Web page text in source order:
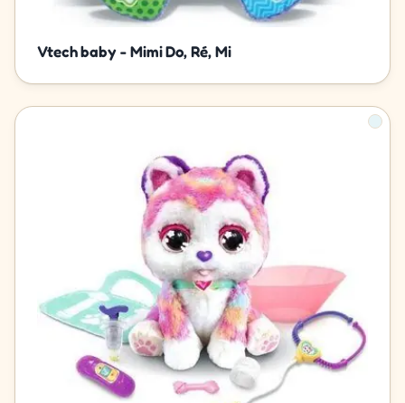
Vtech baby - Mimi Do, Ré, Mi